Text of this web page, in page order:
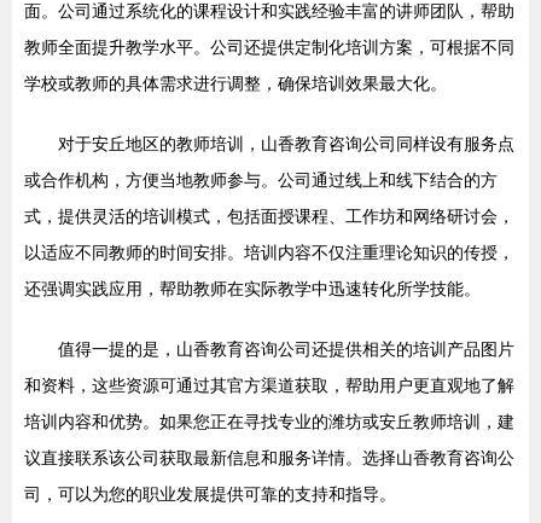
面。公司通过系统化的课程设计和实践经验丰富的讲师团队，帮助
教师全面提升教学水平。公司还提供定制化培训方案，可根据不同
学校或教师的具体需求进行调整，确保培训效果最大化。
对于安丘地区的教师培训，山香教育咨询公司同样设有服务点
或合作机构，方便当地教师参与。公司通过线上和线下结合的方
式，提供灵活的培训模式，包括面授课程、工作坊和网络研讨会，
以适应不同教师的时间安排。培训内容不仅注重理论知识的传授，
还强调实践应用，帮助教师在实际教学中迅速转化所学技能。
值得一提的是，山香教育咨询公司还提供相关的培训产品图片
和资料，这些资源可通过其官方渠道获取，帮助用户更直观地了解
培训内容和优势。如果您正在寻找专业的潍坊或安丘教师培训，建
议直接联系该公司获取最新信息和服务详情。选择山香教育咨询公
司，可以为您的职业发展提供可靠的支持和指导。